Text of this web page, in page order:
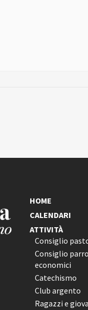
HOME
CALENDARI
ATTIVITÀ
Consiglio
Consiglio
economici
Catechismo
Club argento
Ragazzi e